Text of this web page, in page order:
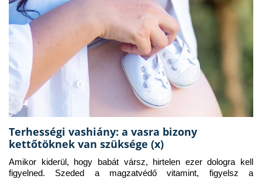
Terhességi vashiány: a vasra bizony
kettőtöknek van szüksége (x)
Amikor kiderül, hogy babát vársz, hirtelen ezer dologra kell
figyelned. Szeded a magzatvédő vitamint, figyelsz a